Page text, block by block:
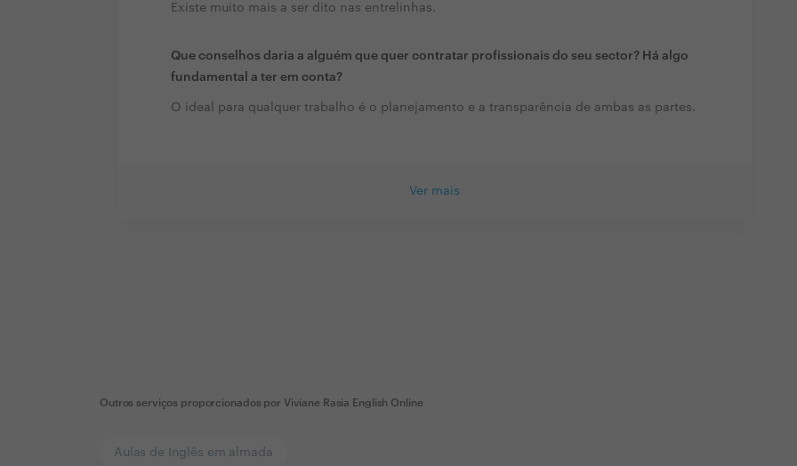
Existe muito mais a ser dito nas entrelinhas.
Que conselhos daria a alguém que quer contratar profissionais do seu sector? Há algo
fundamental a ter em conta?
O ideal para qualquer trabalho é o planejamento e a transparência de ambas as partes.
Ver mais
Outros serviços proporcionados por Viviane Rasia English Online
Aulas de Inglês em almada